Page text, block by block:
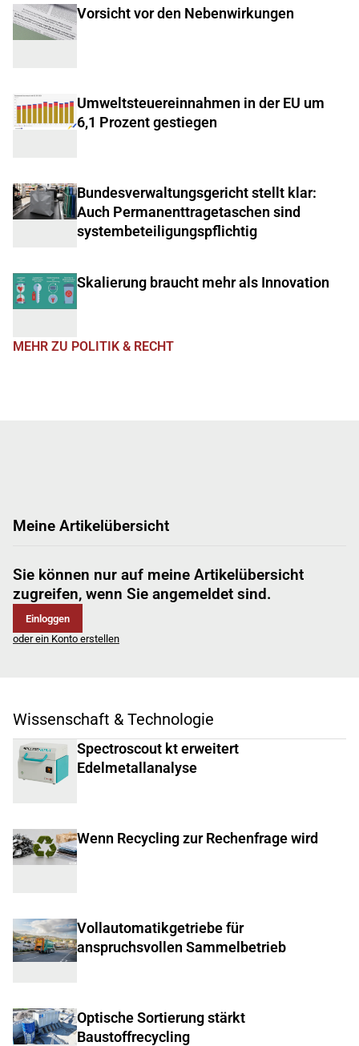
Vorsicht vor den Nebenwirkungen
Umweltsteuereinnahmen in der EU um
6,1 Prozent gestiegen
Bundesverwaltungsgericht stellt klar:
Auch Permanenttragetaschen sind
systembeteiligungspflichtig
Skalierung braucht mehr als Innovation
MEHR ZU POLITIK & RECHT
Meine Artikelübersicht
Sie können nur auf meine Artikelübersicht
zugreifen, wenn Sie angemeldet sind.
Einloggen
oder ein Konto erstellen
Wissenschaft & Technologie
Spectroscout kt erweitert
Edelmetallanalyse
Wenn Recycling zur Rechenfrage wird
Vollautomatikgetriebe für
anspruchsvollen Sammelbetrieb
Optische Sortierung stärkt
Baustoffrecycling